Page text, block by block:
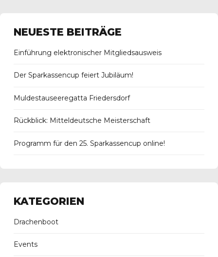
NEUESTE BEITRÄGE
Einführung elektronischer Mitgliedsausweis
Der Sparkassencup feiert Jubiläum!
Muldestauseeregatta Friedersdorf
Rückblick: Mitteldeutsche Meisterschaft
Programm für den 25. Sparkassencup online!
KATEGORIEN
Drachenboot
Events